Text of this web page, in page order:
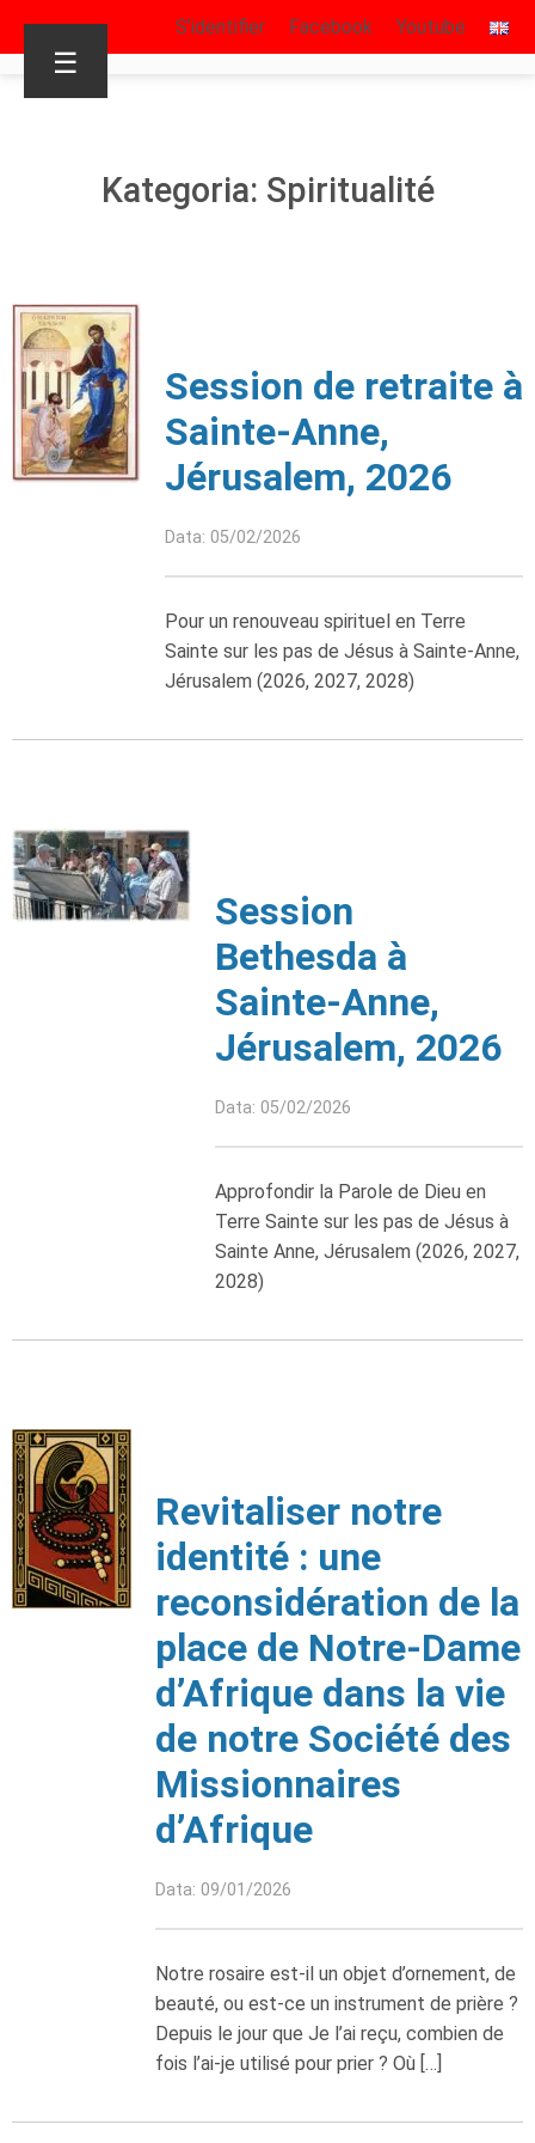
S’identifier Facebook Youtube
☰
Kategoria: Spiritualité
Session de retraite à
Sainte-Anne,
Jérusalem, 2026
Data: 05/02/2026
Pour un renouveau spirituel en Terre
Sainte sur les pas de Jésus à Sainte-Anne,
Jérusalem (2026, 2027, 2028)
Session
Bethesda à
Sainte-Anne,
Jérusalem, 2026
Data: 05/02/2026
Approfondir la Parole de Dieu en
Terre Sainte sur les pas de Jésus à
Sainte Anne, Jérusalem (2026, 2027,
2028)
Revitaliser notre
identité : une
reconsidération de la
place de Notre-Dame
d’Afrique dans la vie
de notre Société des
Missionnaires
d’Afrique
Data: 09/01/2026
Notre rosaire est-il un objet d’ornement, de
beauté, ou est-ce un instrument de prière ?
Depuis le jour que Je l’ai reçu, combien de
fois l’ai-je utilisé pour prier ? Où […]